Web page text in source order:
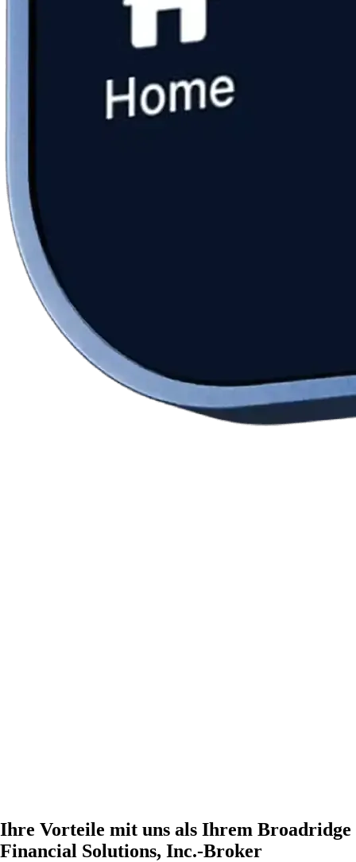
Ihre Vorteile mit uns als Ihrem Broadridge
Financial Solutions, Inc.-Broker